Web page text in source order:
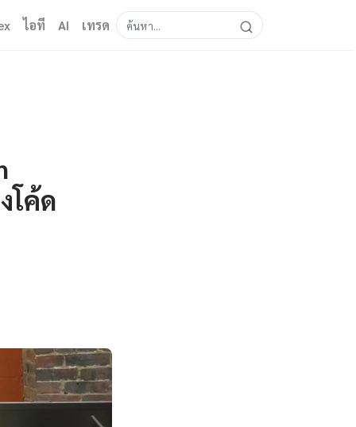
ไอที AI เทรด
โค้ด